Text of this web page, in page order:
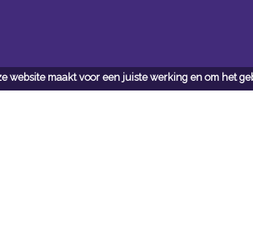
website maakt voor een juiste werking en om het
Magazijn